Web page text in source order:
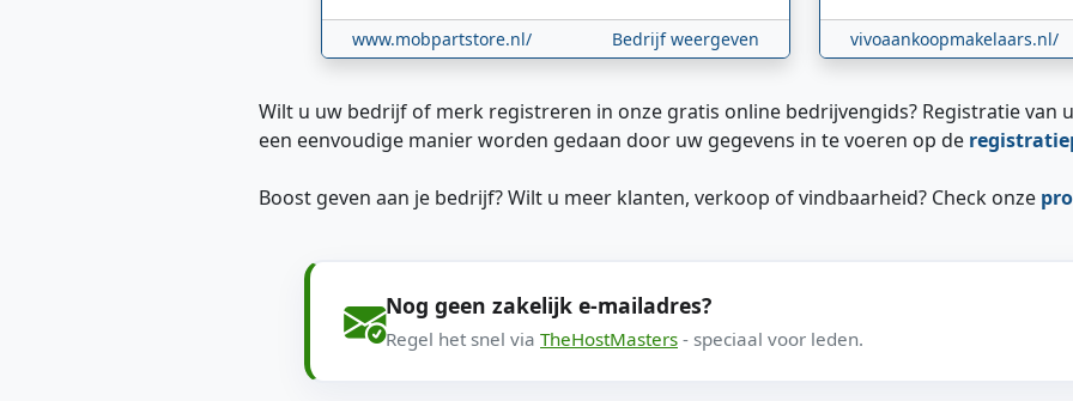
www.mobpartstore.nl/ Bedrijf weergeven vivoaankoopmakelaars.nl/
Wilt u uw bedrijf of merk registreren in onze gratis online bedrijvengids? Registratie van
een eenvoudige manier worden gedaan door uw gegevens in te voeren op de
Boost geven aan je bedrijf? Wilt u meer klanten, verkoop of vindbaarheid? Check onze
Nog geen zakelijk e-mailadres?
Regel het snel via TheHostMasters - speciaal voor leden.